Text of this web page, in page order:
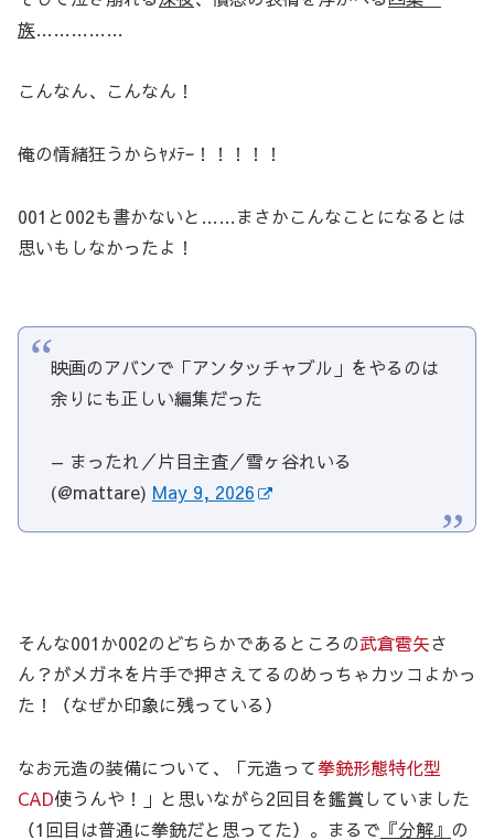
族……………
こんなん、こんなん！
俺の情緒狂うからﾔﾒﾃｰ！！！！！
001と002も書かないと……まさかこんなことになるとは
思いもしなかったよ！
映画のアバンで「アンタッチャブル」をやるのは
余りにも正しい編集だった
— まったれ／片目主査／雪ヶ谷れいる
(@mattare) May 9, 2026
そんな001か002のどちらかであるところの武倉雹矢さ
ん？がメガネを片手で押さえてるのめっちゃカッコよかっ
た！（なぜか印象に残っている）
なお元造の装備について、「元造って拳銃形態特化型
CAD使うんや！」と思いながら2回目を鑑賞していました
（1回目は普通に拳銃だと思ってた）。まるで 『分解』 の